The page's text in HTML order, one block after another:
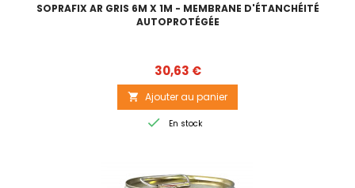
SOPRAFIX AR GRIS 6M X 1M - MEMBRANE D'ÉTANCHÉITÉ
AUTOPROTÉGÉE
Prix
30,63 €
 Ajouter au panier
 En stock